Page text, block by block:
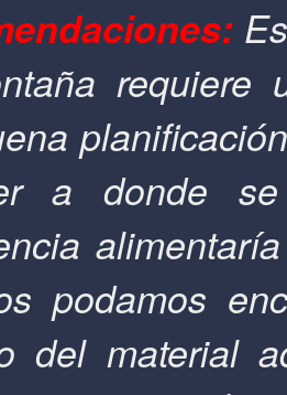
requiere
a donde
podamos
del material